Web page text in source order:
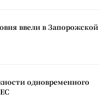
ввели в Запорожской
одновременного